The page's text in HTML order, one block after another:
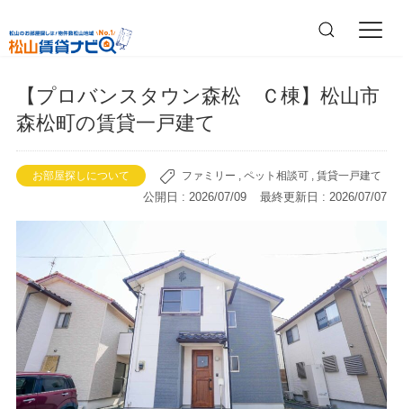
【プロバンスタウン森松 Ｃ棟】松山市
森松町の賃貸一戸建て
お部屋探しについて ファミリー , ペット相談可, 賃貸一戸建て
公開日 : 2026/07/09 最終更新日 : 2026/07/07